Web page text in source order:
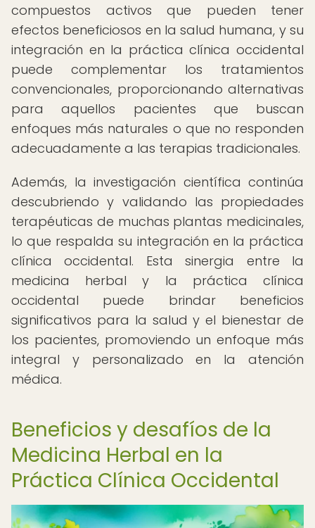
compuestos activos que pueden tener
efectos beneficiosos en la salud humana, y su
integración en la práctica clínica occidental
puede complementar los tratamientos
convencionales, proporcionando alternativas
para aquellos pacientes que buscan
enfoques más naturales o que no responden
adecuadamente a las terapias tradicionales.
Además, la investigación científica continúa
descubriendo y validando las propiedades
terapéuticas de muchas plantas medicinales,
lo que respalda su integración en la práctica
clínica occidental. Esta sinergia entre la
medicina herbal y la práctica clínica
occidental puede brindar beneficios
significativos para la salud y el bienestar de
los pacientes, promoviendo un enfoque más
integral y personalizado en la atención
médica.
Beneficios y desafíos de la
Medicina Herbal en la
Práctica Clínica Occidental